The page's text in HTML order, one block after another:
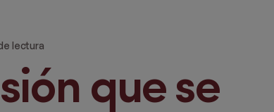
lectura
que se